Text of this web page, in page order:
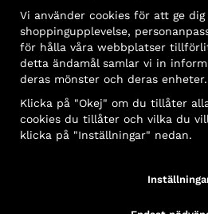
MÅLGRUPPER
Offentlig sektor och företag
Privatpersoner
FakturaDelbetalning
Vi använder cookies för att ge
shoppingupplevelse,
för hålla våra webbplatser
detta ändamål samlar vi in
deras mönster och deras enheter.
Klicka på "Okej" om du tillåter
cookies du tillåter och vilka du
klicka på "Inställningar" nedan.